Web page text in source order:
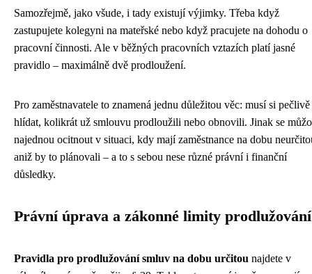
Samozřejmě, jako všude, i tady existují výjimky. Třeba když
zastupujete kolegyni na mateřské nebo když pracujete na dohodu o
pracovní činnosti. Ale v běžných pracovních vztazích platí jasné
pravidlo – maximálně dvě prodloužení.
Pro zaměstnavatele to znamená jednu důležitou věc: musí si pečlivě
hlídat, kolikrát už smlouvu prodloužili nebo obnovili. Jinak se
najednou ocitnout v situaci, kdy mají zaměstnance na dobu
aniž by to plánovali – a to s sebou nese různé právní i finanční
důsledky.
Právní úprava a zákonné limity prodlužování
Pravidla pro prodlužování smluv na dobu určitou najdete v